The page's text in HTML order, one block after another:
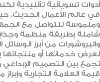
أدوات تسويقية تقليدية
في عالم الأعمال الحديث،
وملموسة للتواصل مع
شاملة بطريقة منظمة
والبروشورات من أبرز
لعرض خدماتها أو
تجمع بين التصميم
قيمة العلامة التجارية